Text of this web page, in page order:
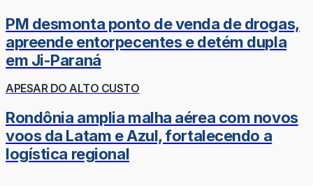
PM desmonta ponto de venda de drogas,
apreende entorpecentes e detém dupla
em Ji-Paraná
APESAR DO ALTO CUSTO
Rondônia amplia malha aérea com novos
voos da Latam e Azul, fortalecendo a
logística regional